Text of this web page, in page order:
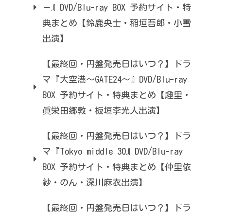
－』DVD/Blu-ray BOX 予約サイト・特
典まとめ【鈴鹿央士・稲垣吾郎・小雪
出演】
【最終回・円盤発売日はいつ？】ドラ
マ『大空港～GATE24～』DVD/Blu-ray
BOX 予約サイト・特典まとめ【趣里・
眞栄田郷敦・板垣李光人出演】
【最終回・円盤発売日はいつ？】ドラ
マ『Tokyo middle 30』DVD/Blu-ray
BOX 予約サイト・特典まとめ【仲里依
紗・のん・深川麻衣出演】
【最終回・円盤発売日はいつ？】ドラ